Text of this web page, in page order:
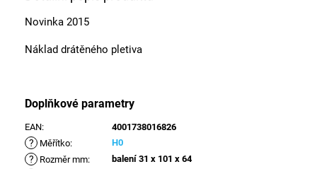
Novinka 2015
Náklad drátěného pletiva
Doplňkové parametry
EAN: 4001738016826
? Měřítko: H0
? Rozměr mm: balení 31 x 101 x 64